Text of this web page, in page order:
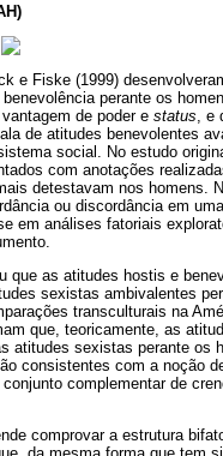
e Fiske (1999)
perante os
de poder e status, e
de atitudes benevolentes
social. No estudo
com anotações
detestavam nos homens.
ou discordância em
em análises fatoriais
as atitudes hostis e
sexistas ambivalentes
transculturais na
que, teoricamente, as
atitudes sexistas perante os
consistentes com a noção
complementar de
comprovar a estrutura